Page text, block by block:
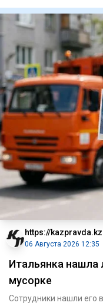
https://kazpravda.kz
06 Августа 2026 12:35
Итальянка нашла
мусорке
Сотрудники нашли его